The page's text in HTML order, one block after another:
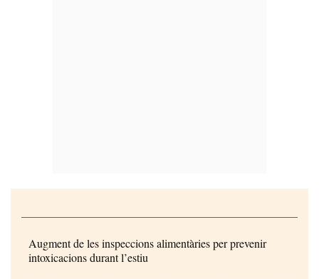
Augment de les inspeccions alimentàries per prevenir
intoxicacions durant l’estiu